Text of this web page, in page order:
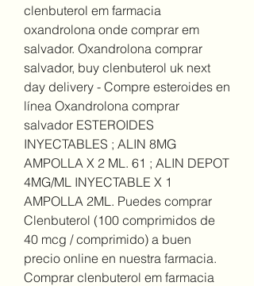
clenbuterol em farmacia
oxandrolona onde comprar em
salvador. Oxandrolona comprar
salvador, buy clenbuterol uk next
day delivery - Compre esteroides en
línea Oxandrolona comprar
salvador ESTEROIDES
INYECTABLES ; ALIN 8MG
AMPOLLA X 2 ML. 61 ; ALIN DEPOT
4MG/ML INYECTABLE X 1
AMPOLLA 2ML. Puedes comprar
Clenbuterol (100 comprimidos de
40 mcg / comprimido) a buen
precio online en nuestra farmacia.
Comprar clenbuterol em farmacia